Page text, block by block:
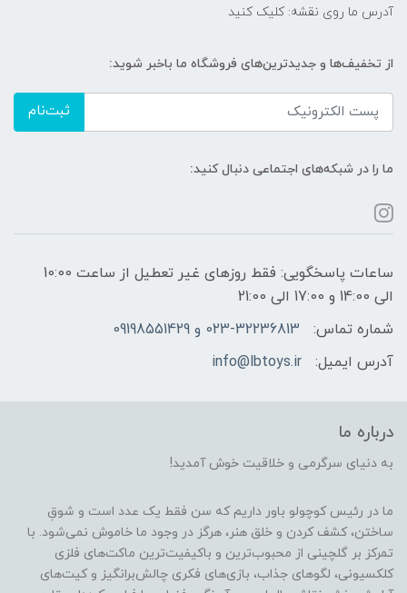
آدرس ما روی نقشه: کلیک کنید
از تخفیف‌ها و جدیدترین‌های فروشگاه ما باخبر شوید:
ثبت‌نام
ما را در شبکه‌های اجتماعی دنبال کنید:
ساعات پاسخگویی: فقط روزهای غیر تعطیل از ساعت 10:00
الی 14:00 و 17:00 الی 21:00
شماره تماس:
023-32236813 و 09198551429
آدرس ایمیل:
info@lbtoys.ir
درباره ما
به دنیای سرگرمی و خلاقیت خوش آمدید!
ما در رئیس کوچولو باور داریم که سن فقط یک عدد است و شوقِ
ساختن، کشف کردن و خلق هنر، هرگز در وجود ما خاموش نمی‌شود. با
تمرکز بر گلچینی از محبوب‌ترین و باکیفیت‌ترین ماکت‌های فلزی
کلکسیونی، لگوهای جذاب، بازی‌های فکری چالش‌برانگیز و کیت‌های